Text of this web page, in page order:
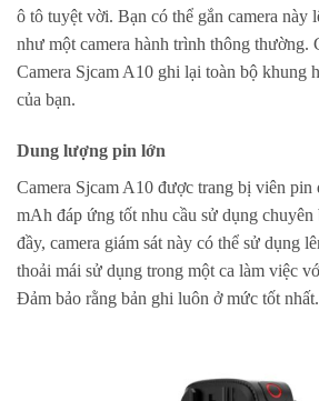
ô tô tuyệt vời. Bạn có thể gắn camera này
như một camera hành trình thông thường.
Camera Sjcam A10 ghi lại toàn bộ khung
của bạn.
Dung lượng pin lớn
Camera Sjcam A10 được trang bị viên
mAh đáp ứng tốt nhu cầu sử dụng chuyên
đầy, camera giám sát này có thể sử dụng
thoải mái sử dụng trong một ca làm việc
Đảm bảo rằng bản ghi luôn ở mức tốt nhất.